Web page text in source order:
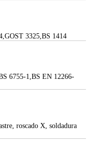
3325,BS 1414
6755-1,BS EN 12266-
roscado X, soldadura